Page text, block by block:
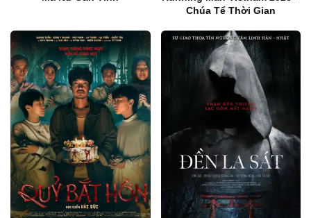
Chúa Tể Thời Gian